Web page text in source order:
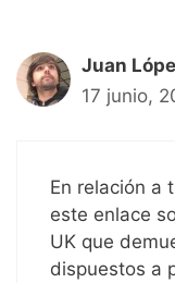
Juan
17 junio,
En relación a
este enlace
UK que
dispuestos a